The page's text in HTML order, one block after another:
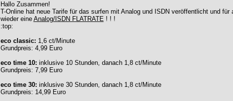
Hallo Zusammen!
T-Online hat neue Tarife für das surfen mit Analog und ISDN veröffentlicht und
wieder eine Analog/ISDN FLATRATE! ! !
:top:
eco classic: 1,6 ct/Minute
Grundpreis: 4,99 Euro
eco time 10: inklusive 10 Stunden, danach 1,8 ct/Minute
Grundpreis: 7,99 Euro
eco time 30: inklusive 30 Stunden, danach 1,8 ct/Minute
Grundpreis: 14,99 Euro